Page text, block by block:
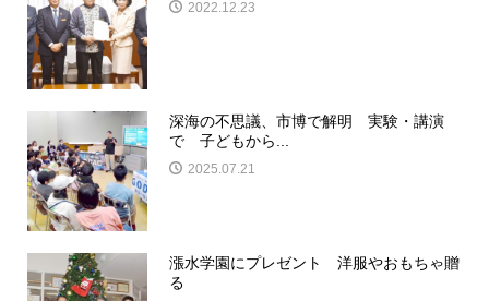
2022.12.23
深海の不思議、市博で解明 実験・講演
で 子どもから...
2025.07.21
漲水学園にプレゼント 洋服やおもちゃ贈
る